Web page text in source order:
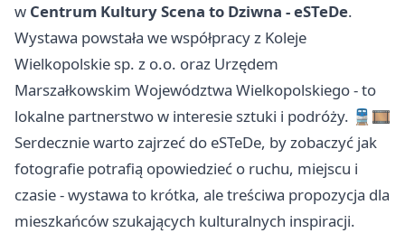
w Centrum Kultury Scena to Dziwna - eSTeDe.
Wystawa powstała we współpracy z Koleje
Wielkopolskie sp. z o.o. oraz Urzędem
Marszałkowskim Województwa Wielkopolskiego - to
lokalne partnerstwo w interesie sztuki i podróży. 🚆🎞️
Serdecznie warto zajrzeć do eSTeDe, by zobaczyć jak
fotografie potrafią opowiedzieć o ruchu, miejscu i
czasie - wystawa to krótka, ale treściwa propozycja dla
mieszkańców szukających kulturalnych inspiracji.